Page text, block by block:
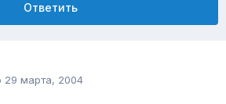
Ответить
29 марта, 2004